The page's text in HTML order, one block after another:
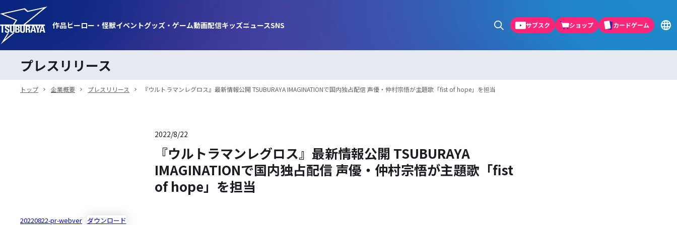
作品ヒーロー・ 怪獣イベントグッズ・ ゲーム動画配信キッズニュースSNS サブスク ショップ カードゲーム
プレスリリース
トップ 企業概要 プレスリリース 『ウルトラマンレグロス』最新情報公開 TSUBURAYA IMAGINATIONで国内独占配信 声優・仲村宗悟が主題歌「fist of hope」を担当
2022/8/22
『ウルトラマンレグロス』最新情報公開 TSUBURAYA
IMAGINATIONで国内独占配信 声優・仲村宗悟が主題歌「fist
of hope」を担当
20220822-pr-webver ダウンロード